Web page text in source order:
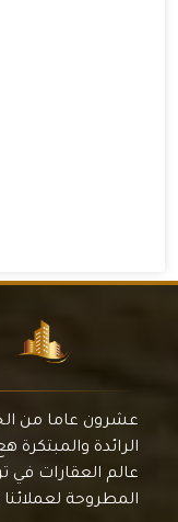
عشرون عاما من
الرائدة والمبتكرة
عالم العقارات في
المطروحة لعملائنا